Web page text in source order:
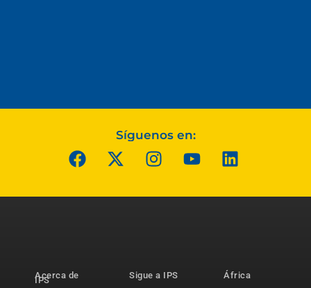
Síguenos en:
Acerca de
IPS
Sigue a IPS
África